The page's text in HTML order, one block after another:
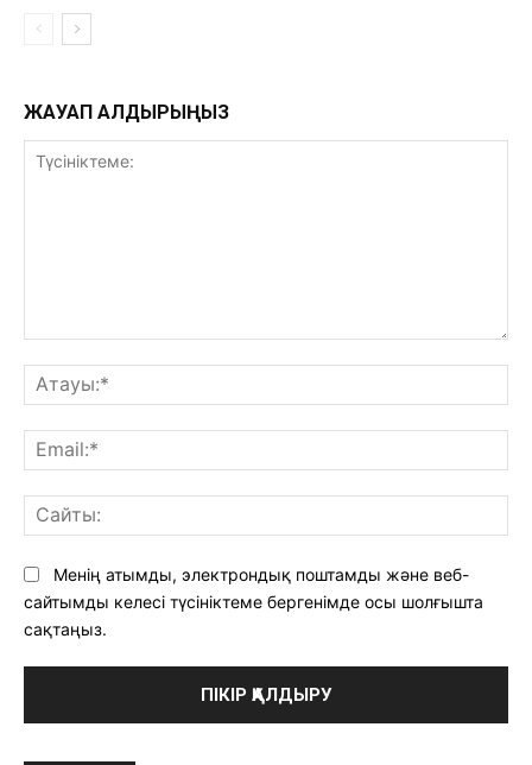
ЖАУАП ҚАЛДЫРЫҢЫЗ
Менің атымды, электрондық поштамды және веб-
сайтымды келесі түсініктеме бергенімде осы шолғышта
сақтаңыз.